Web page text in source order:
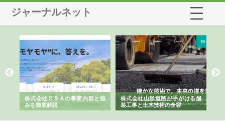
ジャーナルネット
株式会社ＣＳＡの事業内容と強
みを徹底解説
株式会社山形道路が手がける舗
装工事と土木技術の全容